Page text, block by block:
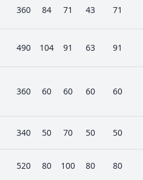
360 84 71 43 71
490 104 91 63 91
360 60 60 60 60
340 50 70 50 50
520 80 100 80 80